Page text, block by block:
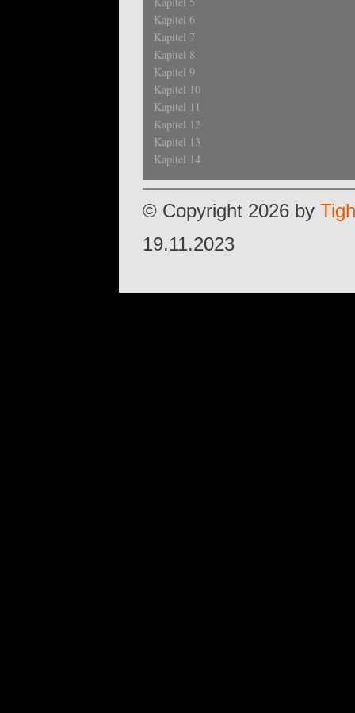
Kapitel 6
Kapitel 7
Kapitel 8
Kapitel 9
Kapitel 10
Kapitel 11
Kapitel 12
Kapitel 13
Kapitel 14
© Copyright 2026 by
19.11.2023